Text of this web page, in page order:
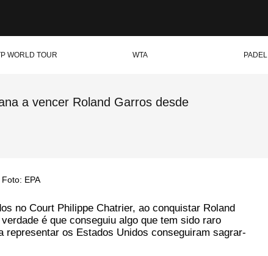
WORLD TOUR WTA PADEL
a vencer Roland Garros desde
Foto: EPA
no Court Philippe Chatrier, ao conquistar Roland
é que conseguiu algo que tem sido raro
representar os Estados Unidos conseguiram sagrar-